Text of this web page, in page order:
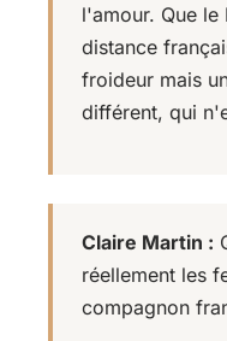
l'amour. Que le
distance
froideur mais
différent, qui
Claire Martin :
réellement les
compagnon